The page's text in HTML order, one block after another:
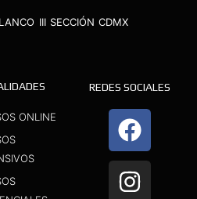
III SECCIÓN CDMX
ONLINE
REDES SOCIALES
F
a
c
e
I
n
s
t
Y
o
u
t